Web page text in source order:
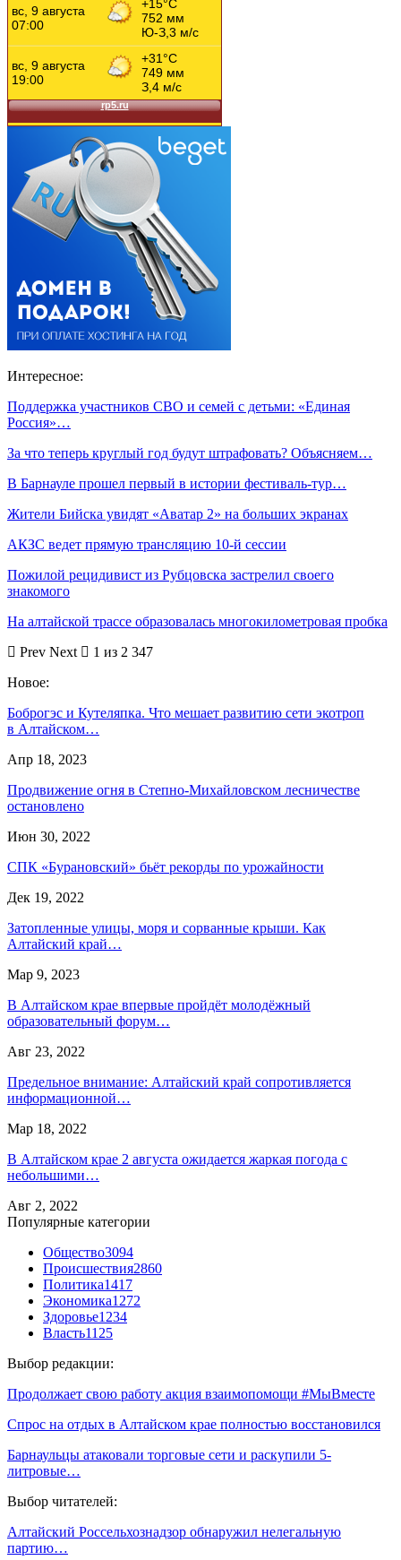
Интересное:
Поддержка участников СВО и семей с детьми: «Единая
Россия»…
За что теперь круглый год будут штрафовать? Объясняем…
В Барнауле прошел первый в истории фестиваль-тур…
Жители Бийска увидят «Аватар 2» на больших экранах
АКЗС ведет прямую трансляцию 10-й сессии
Пожилой рецидивист из Рубцовска застрелил своего
знакомого
На алтайской трассе образовалась многокилометровая пробка
Prev Next
1 из 2 347
Новое:
Боброгэс и Кутеляпка. Что мешает развитию сети экотроп
в Алтайском…
Апр 18, 2023
Продвижение огня в Степно-Михайловском лесничестве
остановлено
Июн 30, 2022
СПК «Бурановский» бьёт рекорды по урожайности
Дек 19, 2022
Затопленные улицы, моря и сорванные крыши. Как
Алтайский край…
Мар 9, 2023
В Алтайском крае впервые пройдёт молодёжный
образовательный форум…
Авг 23, 2022
Предельное внимание: Алтайский край сопротивляется
информационной…
Мар 18, 2022
В Алтайском крае 2 августа ожидается жаркая погода с
небольшими…
Авг 2, 2022
Популярные категории
Общество3094
Происшествия2860
Политика1417
Экономика1272
Здоровье1234
Власть1125
Выбор редакции:
Продолжает свою работу акция взаимопомощи #МыВместе
Спрос на отдых в Алтайском крае полностью восстановился
Барнаульцы атаковали торговые сети и раскупили 5-
литровые…
Выбор читателей:
Алтайский Россельхознадзор обнаружил нелегальную
партию…